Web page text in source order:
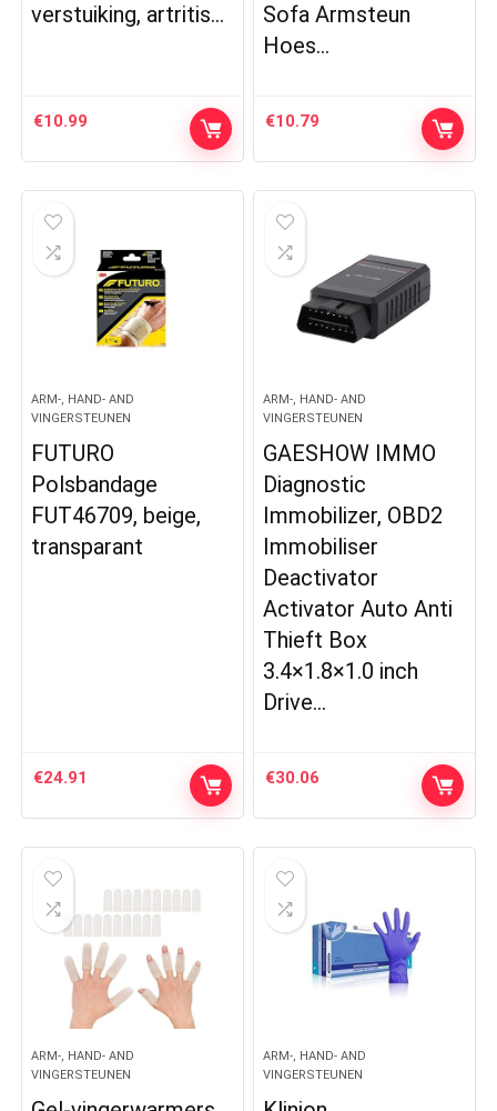
verstuiking, artritis…
€10.99
Sofa Armsteun
Hoes…
€10.79
ARM-, HAND- AND
VINGERSTEUNEN
FUTURO
Polsbandage
FUT46709, beige,
transparant
€24.91
ARM-, HAND- AND
VINGERSTEUNEN
GAESHOW IMMO
Diagnostic
Immobilizer, OBD2
Immobiliser
Deactivator
Activator Auto Anti
Thieft Box
3.4×1.8×1.0 inch
Drive…
€30.06
ARM-, HAND- AND
VINGERSTEUNEN
ARM-, HAND- AND
VINGERSTEUNEN